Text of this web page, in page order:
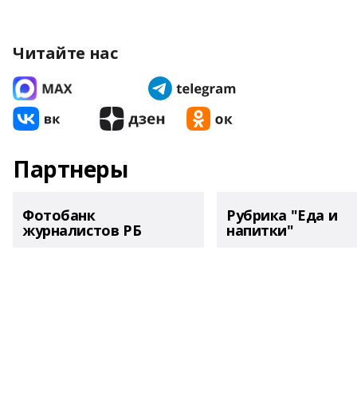
Читайте нас
Партнеры
Фотобанк
журналистов РБ
Рубрика "Еда и
напитки"